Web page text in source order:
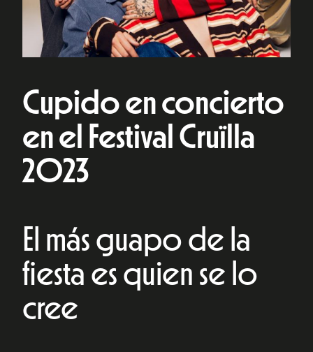
Cupido en concierto
en el Festival Cruïlla
2023
El más guapo de la
fiesta es quien se lo
cree